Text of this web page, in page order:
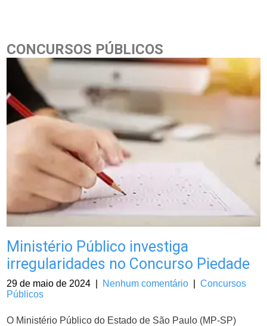
CONCURSOS PÚBLICOS
Ministério Público investiga
irregularidades no Concurso Piedade
29 de maio de 2024 Nenhum comentário |Concursos
Públicos
O Ministério Público do Estado de São Paulo (MP-SP)